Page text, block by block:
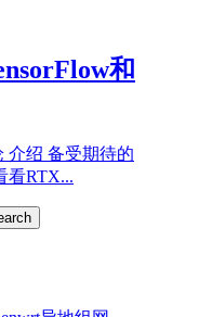
和
介绍 备受期待的
看RTX...